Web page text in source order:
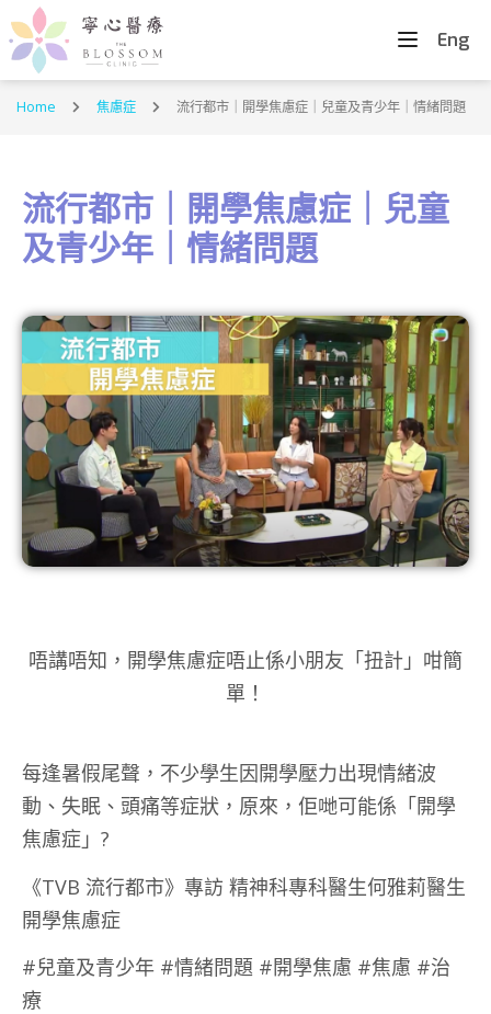
Eng
Home 焦慮症 流行都市｜開學焦慮症｜兒童及青少年｜情緒問題
流行都市｜開學焦慮症｜兒童
及青少年｜情緒問題
唔講唔知，開學焦慮症唔止係小朋友「扭計」咁簡
單！
每逢暑假尾聲，不少學生因開學壓力出現情緒波
動、失眠、頭痛等症狀，原來，佢哋可能係「開學
焦慮症」?
《TVB 流行都市》專訪 精神科專科醫生何雅莉醫生
開學焦慮症
#兒童及青少年 #情緒問題 #開學焦慮 #焦慮 #治
療